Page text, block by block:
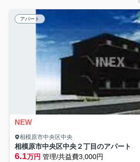
アパート
NEW
相模原市中央区中央
相模原市中央区中央２丁目のアパート
6.1万円 管理/共益費3,000円